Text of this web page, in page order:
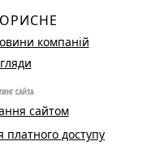
компаній
сайтом
доступу